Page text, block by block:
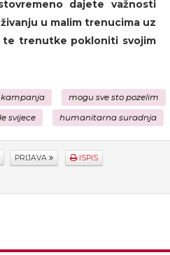
dajete važnosti
u malim trenucima uz
te trenutke pokloniti svojim
kampanja mogu sve sto pozelim
svijece humanitarna suradnja
PRIJAVA ISPIS